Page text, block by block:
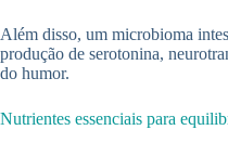
Além disso, um microbioma
produção de serotonina,
do humor.
Nutrientes essenciais para